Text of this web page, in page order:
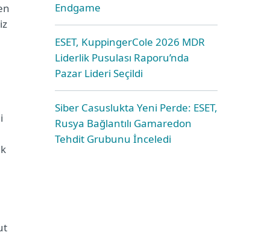
Endgame
ESET, KuppingerCole 2026 MDR
Liderlik Pusulası Raporu’nda
Pazar Lideri Seçildi
Siber Casuslukta Yeni Perde: ESET,
Rusya Bağlantılı Gamaredon
Tehdit Grubunu İnceledi